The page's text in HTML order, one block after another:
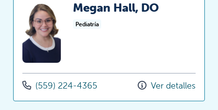
Megan Hall, DO
Pediatría
(559) 224-4365 Ver detalles